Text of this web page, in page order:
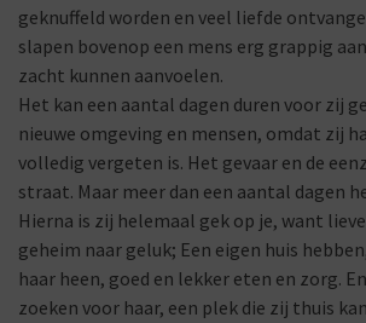
geknuffeld worden en veel liefde
slapen bovenop een mens erg grappig
zacht kunnen aanvoelen.
Het kan een aantal dagen duren voor zij
nieuwe omgeving en mensen, omdat zij
volledig vergeten is. Het gevaar en de
straat. Maar meer dan een aantal dagen
Hierna is zij helemaal gek op je, want
geheim naar geluk; Een eigen huis
haar heen, goed en lekker eten en zorg.
zoeken voor haar, een plek die zij thuis